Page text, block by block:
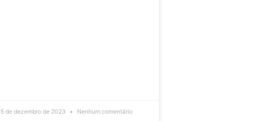
5 de dezembro de 2023 Nenhum comentário